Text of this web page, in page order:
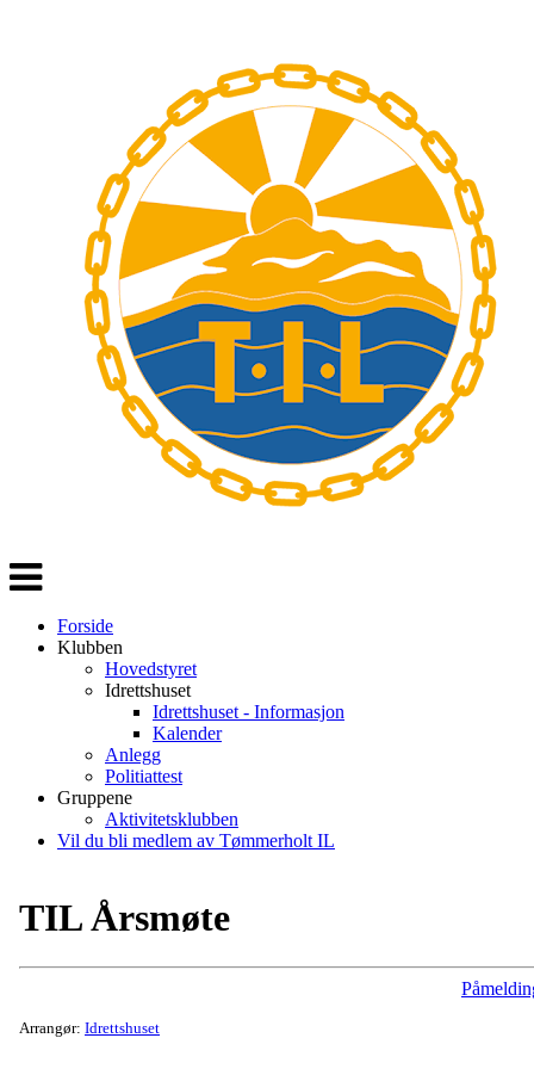
Veksle
navigasjon
Forside
Klubben
Hovedstyret
Idrettshuset
Idrettshuset - Informasjon
Kalender
Anlegg
Politiattest
Gruppene
Aktivitetsklubben
Vil du bli medlem av Tømmerholt IL
TIL Årsmøte
Arrangør: Idrettshuset